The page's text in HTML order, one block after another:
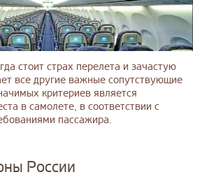
стоит страх перелета и зачастую
все другие важные сопутствующие
критериев является
в самолете, в соответствии с
пассажира.
России